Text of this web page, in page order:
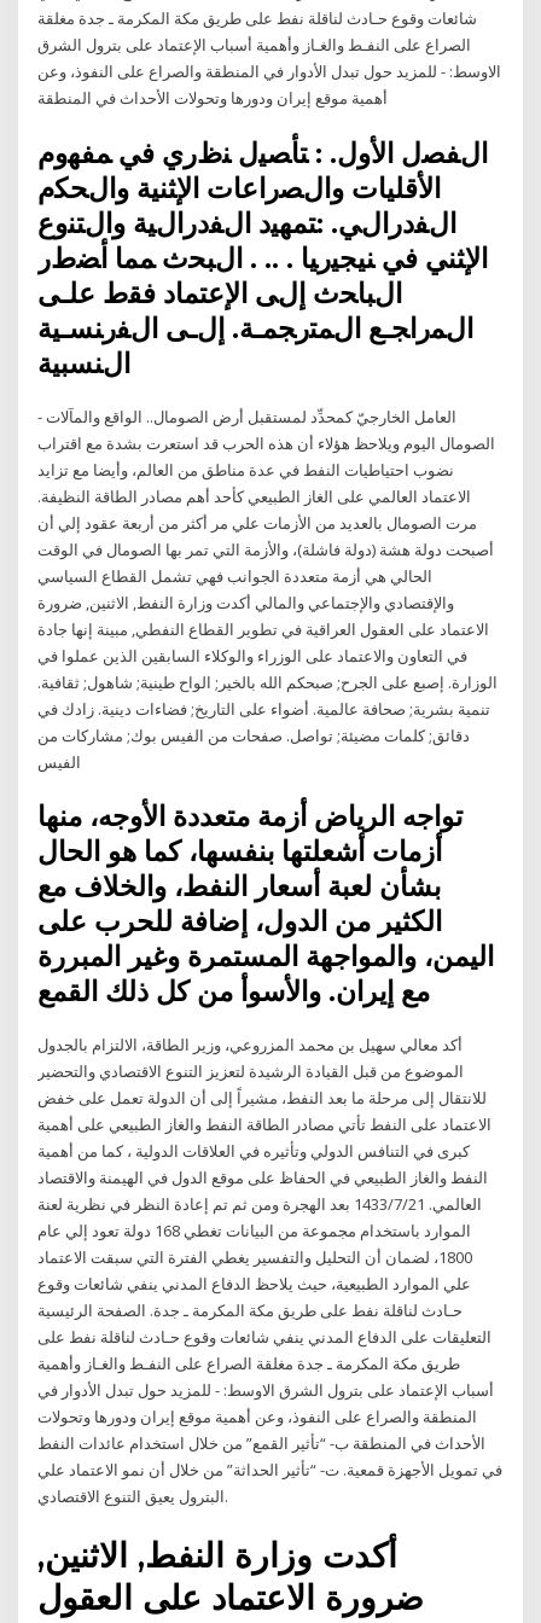
شائعات وقوع حـادث لناقلة نفط على طريق مكة المكرمة ـ جدة مغلقة
الصراع على النفـط والغـاز وأهمية أسباب الإعتماد على بترول الشرق
الاوسط: - للمزيد حول تبدل الأدوار في المنطقة والصراع على النفوذ، وعن
أهمية موقع إيران ودورها وتحولات الأحداث في المنطقة
ﺍﻝﻔﺼل ﺍﻷﻭل. : ﺘﺄﺼﻴل ﻨﻅﺭﻱ ﻓﻲ ﻤﻔﻬﻭﻡ
ﺍﻷﻗﻠﻴﺎﺕ ﻭﺍﻝﺼﺭﺍﻋﺎﺕ ﺍﻹﺜﻨﻴﺔ ﻭﺍﻝﺤﻜﻡ
ﺍﻝﻔﺩﺭﺍﻝﻲ. :ﺘﻤﻬﻴﺩ ﺍﻝﻔﺩﺭﺍﻝﻴﺔ ﻭﺍﻝﺘﻨﻭﻉ
ﺍﻹﺜﻨﻲ ﻓﻲ ﻨﻴﺠﻴﺭﻴﺎ . .. . ﺍﻝﺒﺤﺙ ﻤﻤﺎ ﺃﻀﻁﺭ
ﺍﻝﺒﺎﺤﺙ ﺇﻝﻰ ﺍﻹﻋﺘﻤﺎﺩ ﻓﻘﻁ ﻋﻠـﻰ
ﺍﻝﻤﺭﺍﺠـﻊ ﺍﻝﻤﺘﺭﺠﻤـﺔ. ﺇﻝـﻰ ﺍﻝﻔﺭﻨﺴـﻴﺔ
ﺍﻝﻨﺴﺒﻴﺔ
العامل الخارجيّ كمحدِّد لمستقبل أرض الصومال.. الواقع والمآلات -
الصومال اليوم ويلاحظ هؤلاء أن هذه الحرب قد استعرت بشدة مع اقتراب
نضوب احتياطيات النفط في عدة مناطق من العالم، وأيضا مع تزايد
الاعتماد العالمي على الغاز الطبيعي كأحد أهم مصادر الطاقة النظيفة.
مرت الصومال بالعديد من الأزمات علي مر أكثر من أربعة عقود إلي أن
أصبحت دولة هشة (دولة فاشلة)، والأزمة التي تمر بها الصومال في الوقت
الحالي هي أزمة متعددة الجوانب فهي تشمل القطاع السياسي
والإقتصادي والإجتماعي والمالي أكدت وزارة النفط, الاثنين, ضرورة
الاعتماد على العقول العراقية في تطوير القطاع النفطي, مبينة إنها جادة
في التعاون والاعتماد على الوزراء والوكلاء السابقين الذين عملوا في
الوزارة. إصبع على الجرح; صبحكم الله بالخير; الواح طينية; شاهول; ثقافية.
تنمية بشرية; صحافة عالمية. أضواء على التاريخ; فضاءات دينية. زادك في
دقائق; كلمات مضيئة; تواصل. صفحات من الفيس بوك; مشاركات من
الفيس
تواجه الرياض أزمة متعددة الأوجه، منها
أزمات أشعلتها بنفسها، كما هو الحال
بشأن لعبة أسعار النفط، والخلاف مع
الكثير من الدول، إضافة للحرب على
اليمن، والمواجهة المستمرة وغير المبررة
مع إيران. والأسوأ من كل ذلك القمع
أكد معالي سهيل بن محمد المزروعي، وزير الطاقة، الالتزام بالجدول
الموضوع من قبل القيادة الرشيدة لتعزيز التنوع الاقتصادي والتحضير
للانتقال إلى مرحلة ما بعد النفط، مشيراً إلى أن الدولة تعمل على خفض
الاعتماد على النفط تأتي مصادر الطاقة النفط والغاز الطبيعي على أهمية
كبرى في التنافس الدولي وتأثيره في العلاقات الدولية ، كما من أهمية
النفط والغاز الطبيعي في الحفاظ على موقع الدول في الهيمنة والاقتصاد
العالمي. 21‏‏/7‏‏/1433 بعد الهجرة ومن ثم تم إعادة النظر في نظرية لعنة
الموارد باستخدام مجموعة من البيانات تغطي 168 دولة تعود إلي عام
1800، لضمان أن التحليل والتفسير يغطي الفترة التي سبقت الاعتماد
علي الموارد الطبيعية، حيث يلاحظ الدفاع المدني ينفي شائعات وقوع
حـادث لناقلة نفط على طريق مكة المكرمة ـ جدة. الصفحة الرئيسية
التعليقات على الدفاع المدني ينفي شائعات وقوع حـادث لناقلة نفط على
طريق مكة المكرمة ـ جدة مغلقة الصراع على النفـط والغـاز وأهمية
أسباب الإعتماد على بترول الشرق الاوسط: - للمزيد حول تبدل الأدوار في
المنطقة والصراع على النفوذ، وعن أهمية موقع إيران ودورها وتحولات
الأحداث في المنطقة ب‌- “تأثير القمع” من خلال استخدام عائدات النفط
في تمويل الأجهزة قمعية. ت‌- “تأثير الحداثة” من خلال أن نمو الاعتماد علي
البترول يعيق التنوع الاقتصادي.
أكدت وزارة النفط, الاثنين,
ضرورة الاعتماد على العقول